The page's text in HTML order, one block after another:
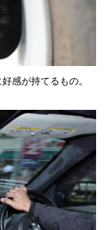
感が持てるもの。